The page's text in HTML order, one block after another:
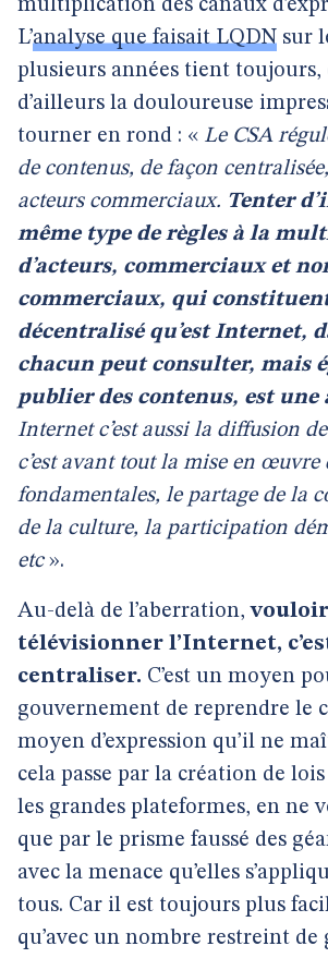
multiplication des canaux
L’analyse que faisait LQDN sur
plusieurs années tient toujours,
d’ailleurs la douloureuse
tourner en rond : « Le CSA
de contenus, de façon
acteurs commerciaux. Tenter
même type de règles à la
d’acteurs, commerciaux et
commerciaux, qui
décentralisé qu’est Internet,
chacun peut consulter, mais
publier des contenus, est une
Internet c’est aussi la diffusion
c’est avant tout la mise en œuvre
fondamentales, le partage de la
de la culture, la participation
etc».
Au-delà de l’aberration,vouloir
télévisionner l’Internet,
centraliser. C’est un moyen
gouvernement de reprendre le
moyen d’expression qu’il ne
cela passe par la création de
les grandes plateformes, en ne
que par le prisme faussé des
avec la menace qu’elles
tous. Car il est toujours plus
qu’avec un nombre restreint de